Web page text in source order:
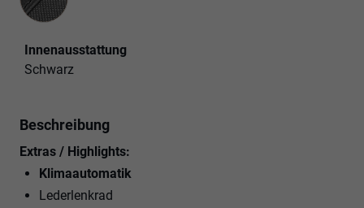
Innenausstattung
Schwarz
Beschreibung
Extras / Highlights:
Klimaautomatik
Lederlenkrad